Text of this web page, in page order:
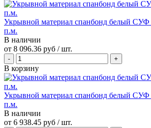
Укрывной материал спанбонд белый СУФ
п.м.
В наличии
от 8 096.36 руб / шт.
В корзину
Укрывной материал спанбонд белый СУФ
п.м.
В наличии
от 6 938.45 руб / шт.